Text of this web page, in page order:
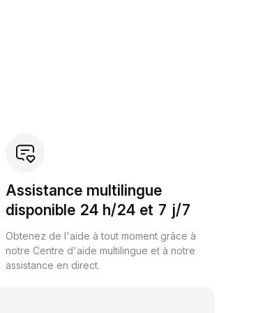
Assistance multilingue
disponible 24 h/24 et 7 j/7
Obtenez de l'aide à tout moment grâce à
notre Centre d'aide multilingue et à notre
assistance en direct.